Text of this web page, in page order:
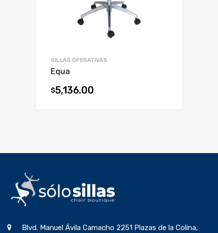
SILLAS OPERATIVAS
Equa
$5,136.00
Blvd. Manuel Ávila Camacho 2251 Plazas de la Colina,